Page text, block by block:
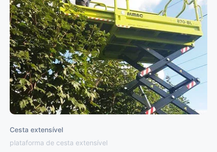
Cesta extensível
plataforma de cesta extensível